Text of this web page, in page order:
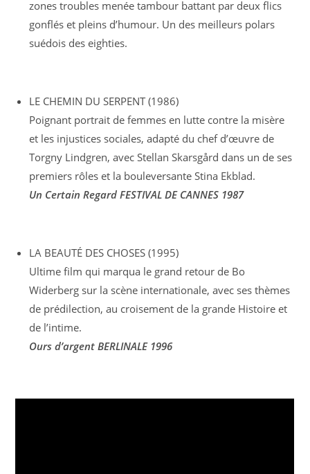
zones troubles menée tambour battant par deux flics
gonflés et pleins d’humour. Un des meilleurs polars
suédois des eighties.
LE CHEMIN DU SERPENT (1986)
Poignant portrait de femmes en lutte contre la misère
et les injustices sociales, adapté du chef d’œuvre de
Torgny Lindgren, avec Stellan Skarsgård dans un de ses
premiers rôles et la bouleversante Stina Ekblad.
Un Certain Regard FESTIVAL DE CANNES 1987
LA BEAUTÉ DES CHOSES (1995)
Ultime film qui marqua le grand retour de Bo
Widerberg sur la scène internationale, avec ses thèmes
de prédilection, au croisement de la grande Histoire et
de l’intime.
Ours d’argent BERLINALE 1996